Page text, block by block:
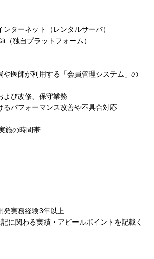
ターネット（レンタルサーバ）
（独自プラットフォーム）
や医師が利用する「会員管理システム」の
よび改修、保守業務
るパフォーマンス改善や不具合対応
施の時間帯
発実務経験3年以上
に関わる実績・アピールポイントを記載く